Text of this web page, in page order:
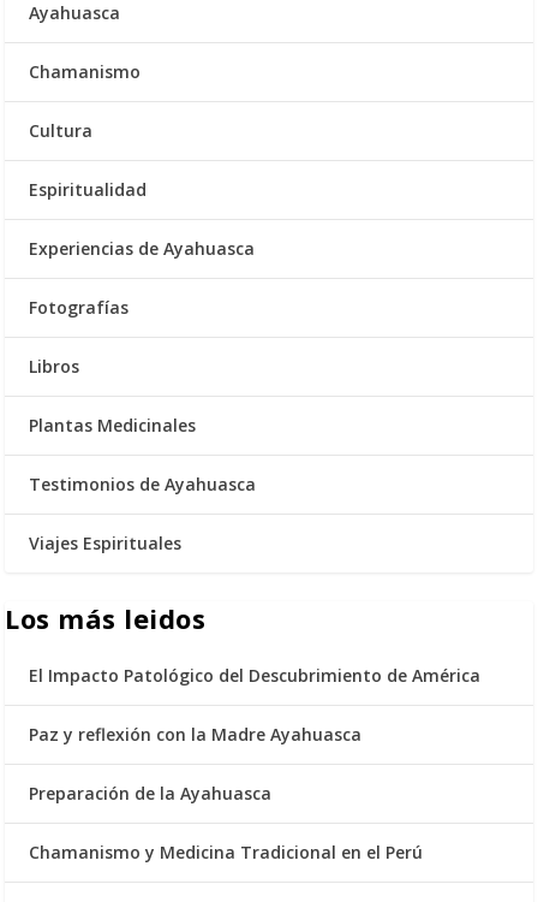
Ayahuasca
Chamanismo
Cultura
Espiritualidad
Experiencias de Ayahuasca
Fotografías
Libros
Plantas Medicinales
Testimonios de Ayahuasca
Viajes Espirituales
Los más leidos
El Impacto Patológico del Descubrimiento de América
Paz y reflexión con la Madre Ayahuasca
Preparación de la Ayahuasca
Chamanismo y Medicina Tradicional en el Perú